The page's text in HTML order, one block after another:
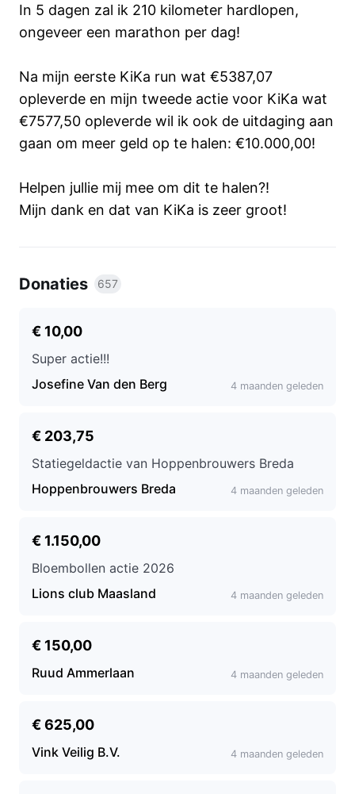
In 5 dagen zal ik 210 kilometer hardlopen,
ongeveer een marathon per dag!
Na mijn eerste KiKa run wat €5387,07
opleverde en mijn tweede actie voor KiKa wat
€7577,50 opleverde wil ik ook de uitdaging aan
gaan om meer geld op te halen: €10.000,00!
Helpen jullie mij mee om dit te halen?!
Mijn dank en dat van KiKa is zeer groot!
Donaties 657
€ 10,00
Super actie!!!
Josefine Van den Berg
4 maanden geleden
€ 203,75
Statiegeldactie van Hoppenbrouwers Breda
Hoppenbrouwers Breda
4 maanden geleden
€ 1.150,00
Bloembollen actie 2026
Lions club Maasland
4 maanden geleden
€ 150,00
Ruud Ammerlaan 4 maanden geleden
€ 625,00
Vink Veilig B.V. 4 maanden geleden